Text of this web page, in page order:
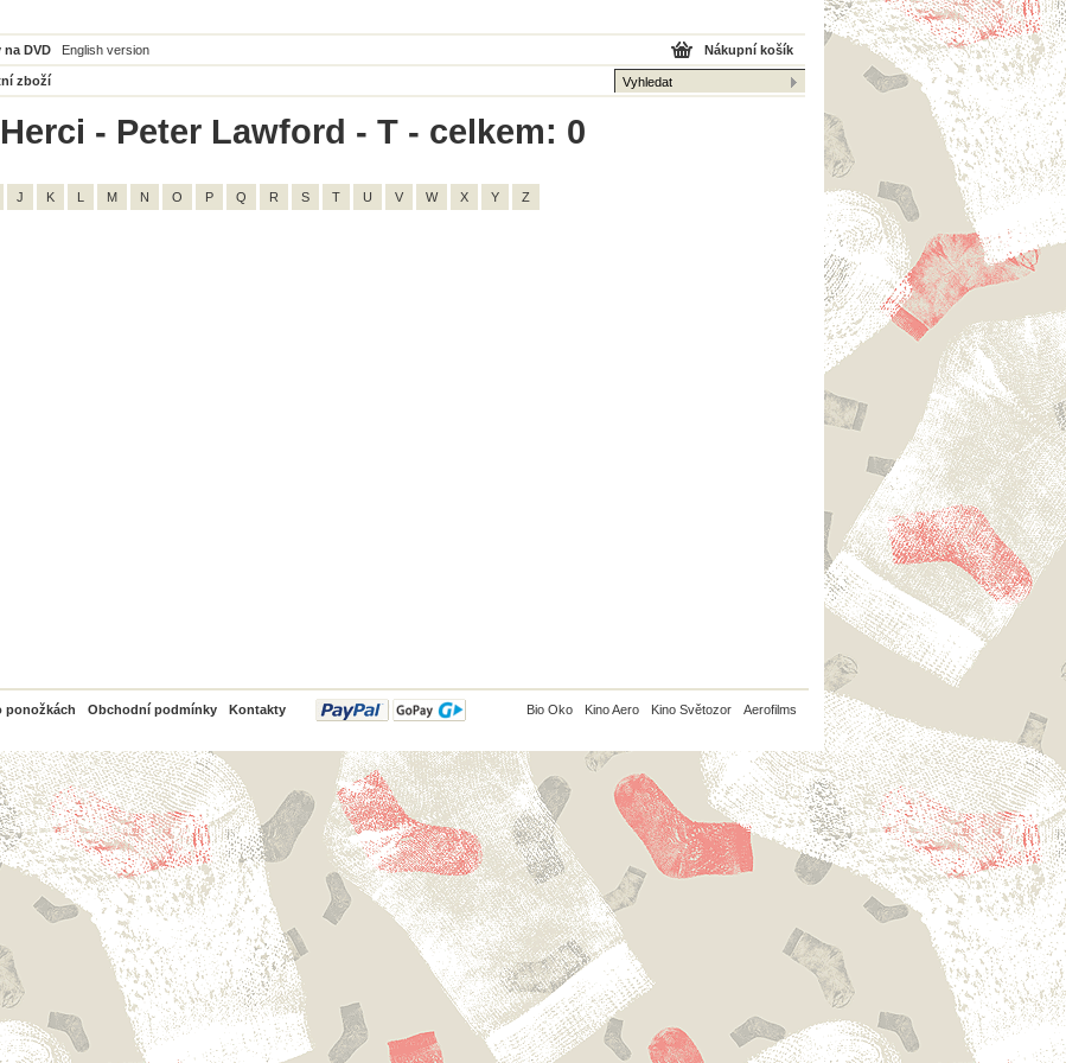
na DVD English version
zboží
Nákupní košík
- Peter Lawford - T - celkem: 0
J K L M N O P Q R S T U V W X Y Z
ponožkách Obchodní podmínky Kontakty
PayPal Bio Oko Kino Aero Kino Světozor Aerofilms